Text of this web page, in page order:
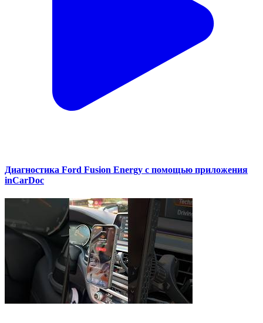
Диагностика Ford Fusion Energy с помощью приложения
inCarDoc